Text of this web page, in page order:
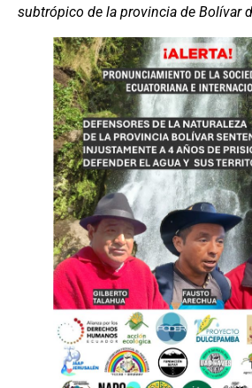
subtrópico de la provincia de Bolívar